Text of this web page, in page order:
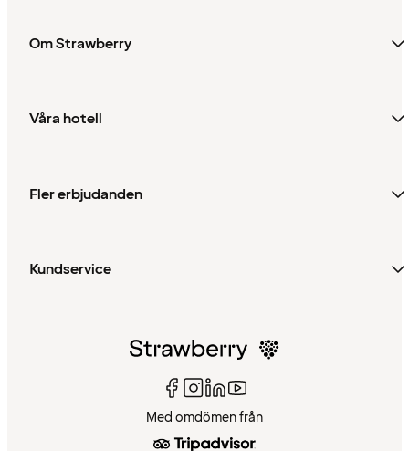
Om Strawberry
Våra hotell
Fler erbjudanden
Kundservice
Med omdömen från